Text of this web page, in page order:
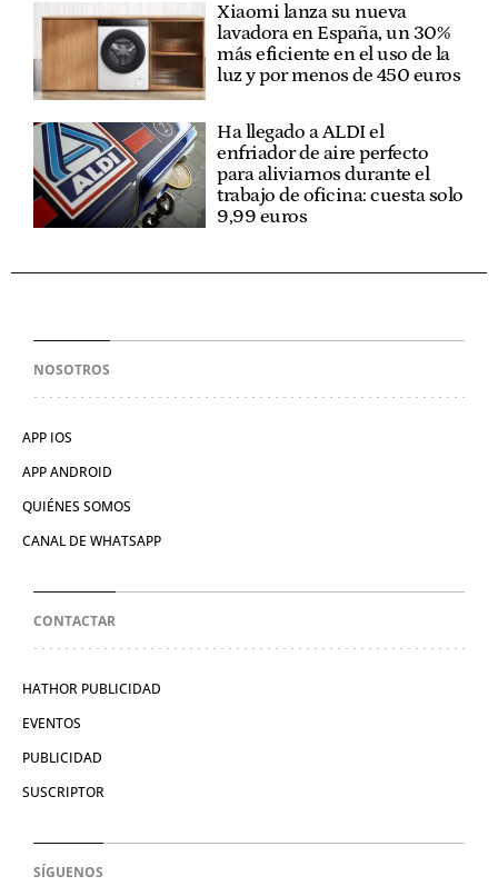
Xiaomi lanza su nueva
lavadora en España, un 30%
más eficiente en el uso de la
luz y por menos de 450 euros
Ha llegado a ALDI el
enfriador de aire perfecto
para aliviarnos durante el
trabajo de oficina: cuesta solo
9,99 euros
NOSOTROS
APP IOS
APP ANDROID
QUIÉNES SOMOS
CANAL DE WHATSAPP
CONTACTAR
HATHOR PUBLICIDAD
EVENTOS
PUBLICIDAD
SUSCRIPTOR
SÍGUENOS